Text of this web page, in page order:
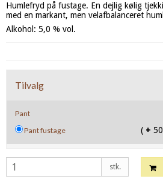
Humlefryd på fustage. En dejlig kølig
med en markant, men velafbalanceret
Alkohol: 5,0 % vol.
Tilvalg
Pant
Pant fustage
( +
stk.